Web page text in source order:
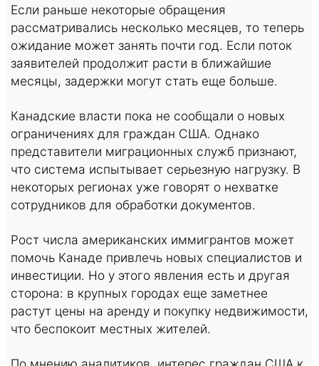
Если раньше некоторые обращения
рассматривались несколько месяцев, то теперь
ожидание может занять почти год. Eсли поток
заявителей продолжит расти в ближайшие
месяцы, задержки могут стать еще больше.
Канадские власти пока не сообщали о новых
ограничениях для граждан США. Однако
представители миграционных служб признают,
что система испытывает серьезную нагрузку. В
некоторых регионах уже говорят о нехватке
сотрудников для обработки документов.
Рост числа американских иммигрантов может
помочь Канаде привлечь новых специалистов и
инвестиции. Но у этого явления есть и другая
сторона: в крупных городах еще заметнее
растут цены на аренду и покупку недвижимости,
что беспокоит местных жителей.